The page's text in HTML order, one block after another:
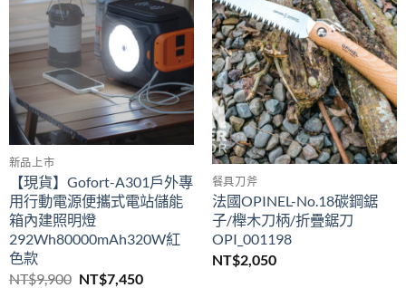
新品上市
【現貨】Gofort-A301戶外專
用行動電源便攜式電站儲能
箱內建照明燈
292Wh80000mAh320W紅
色款
NT$9,900 原
NT$7,450目
餐具刀斧
法國OPINEL-No.18碳鋼鋸
子/櫸木刀柄/折疊鋸刀
OPI_001198
NT$2,050